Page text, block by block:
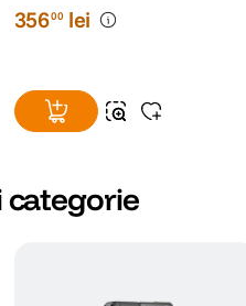
35600 lei
categorie